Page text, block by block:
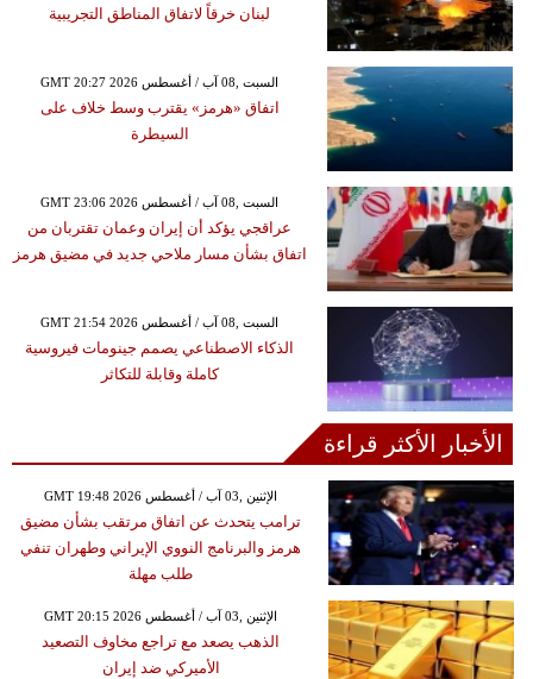
لبنان خرقاً لاتفاق المناطق التجريبية
GMT 20:27 2026 السبت ,08 آب / أغسطس
اتفاق «هرمز» يقترب وسط خلاف على
السيطرة
GMT 23:06 2026 السبت ,08 آب / أغسطس
عراقجي يؤكد أن إيران وعمان تقتربان من
اتفاق بشأن مسار ملاحي جديد في مضيق هرمز
GMT 21:54 2026 السبت ,08 آب / أغسطس
الذكاء الاصطناعي يصمم جينومات فيروسية
كاملة وقابلة للتكاثر
الأخبار الأكثر قراءة
GMT 19:48 2026 الإثنين ,03 آب / أغسطس
ترامب يتحدث عن اتفاق مرتقب بشأن مضيق
هرمز والبرنامج النووي الإيراني وطهران تنفي
طلب مهلة
GMT 20:15 2026 الإثنين ,03 آب / أغسطس
الذهب يصعد مع تراجع مخاوف التصعيد
الأميركي ضد إيران